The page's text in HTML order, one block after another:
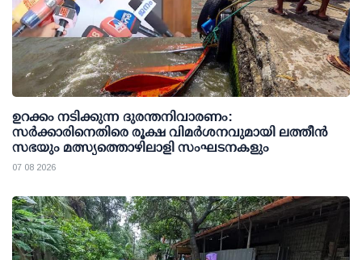
ഉറക്കം നടിക്കുന്ന ദുരന്തനിവാരണം:
സര്‍ക്കാരിനെതിരെ രൂക്ഷ വിമര്‍ശനവുമായി ലത്തീന്‍
സഭയും മത്സ്യത്തൊഴിലാളി സംഘടനകളും
07 08 2026